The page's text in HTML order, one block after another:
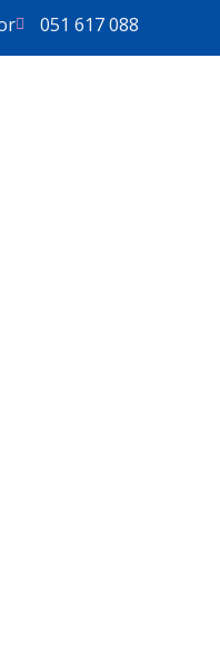
051 617 088